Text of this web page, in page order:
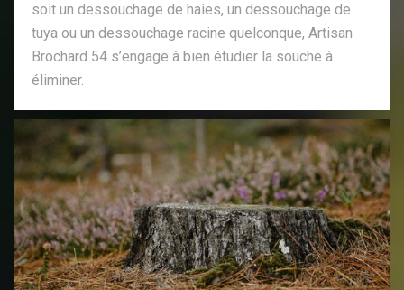
soit un dessouchage de haies, un dessouchage de
tuya ou un dessouchage racine quelconque, Artisan
Brochard 54 s’engage à bien étudier la souche à
éliminer.